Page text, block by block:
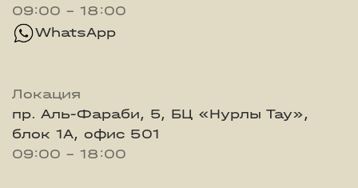
09:00 - 18:00
WhatsApp
Локация
пр. Аль-Фараби, 5, БЦ «Нурлы Тау»,
блок 1А, офис 501
09:00 - 18:00